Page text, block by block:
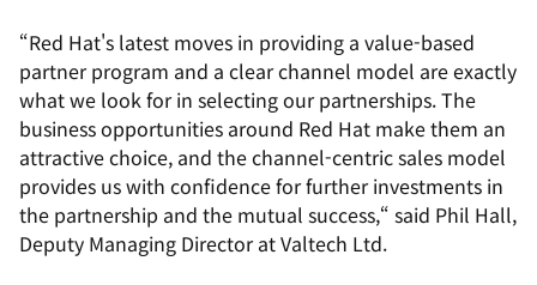
“Red Hat's latest moves in providing a value-based
partner program and a clear channel model are exactly
what we look for in selecting our partnerships. The
business opportunities around Red Hat make them an
attractive choice, and the channel-centric sales model
provides us with confidence for further investments in
the partnership and the mutual success,“ said Phil Hall,
Deputy Managing Director at Valtech Ltd.